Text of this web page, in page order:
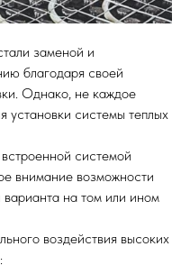
заменой и
благодаря своей
Однако, не каждое
установки системы теплых
системой
внимание возможности
на том или ином
воздействия высоких